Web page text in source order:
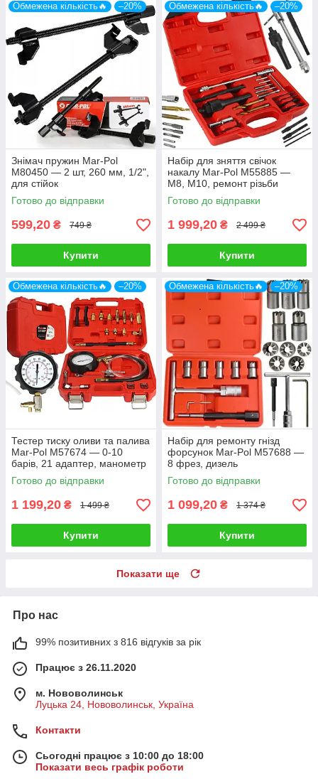
Обмежена кількість🔥 –20%
Знімач пружин Mar-Pol
M80450 — 2 шт, 260 мм, 1/2",
для стійок
Готово до відправки
599,20 ₴ 749 ₴
Купити
Обмежена кількість🔥 –20%
Набір для зняття свічок
накалу Mar-Pol M55885 —
M8, M10, ремонт різьби
Готово до відправки
1 999,20 ₴ 2 499 ₴
Купити
Обмежена кількість🔥 –20%
Тестер тиску оливи та палива
Mar-Pol M57674 — 0-10
барів, 21 адаптер, манометр
Готово до відправки
1 199,20 ₴ 1 499 ₴
Купити
Обмежена кількість🔥 –20%
Набір для ремонту гнізд
форсунок Mar-Pol M57688 —
8 фрез, дизель
Готово до відправки
1 099,20 ₴ 1 374 ₴
Купити
Показати ще
Про нас
99% позитивних з 816 відгуків за рік
Працює з 26.11.2020
м. Нововолинськ
Луцька 24, Нововолинськ, Україна
Контакти
Сьогодні працює з 10:00 до 18:00
Показати весь графік роботи